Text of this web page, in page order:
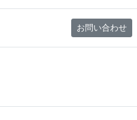
お問い合わせ